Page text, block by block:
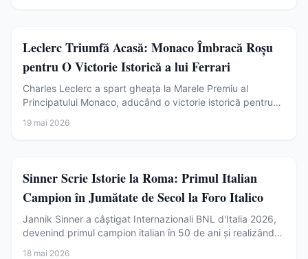
Sport
Leclerc Triumfă Acasă: Monaco Îmbracă Roșu
pentru O Victorie Istorică a lui Ferrari
Charles Leclerc a spart gheața la Marele Premiu al
Principatului Monaco, aducând o victorie istorică pentru
relansează lupta pentru titlu în F1.
19 mai 2026
Sport
Sinner Scrie Istorie la Roma: Primul Italian
Campion în Jumătate de Secol la Foro Italico
Jannik Sinner a câștigat Internazionali BNL d'Italia 2026,
devenind primul campion italian în 50 de ani și realizând
18 mai 2026